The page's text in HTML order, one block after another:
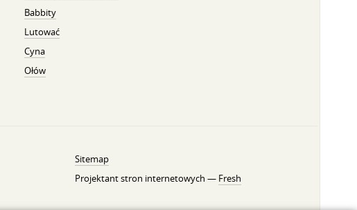
Babbity
Lutować
Cyna
Ołów
Sitemap
Projektant stron internetowych — Fresh